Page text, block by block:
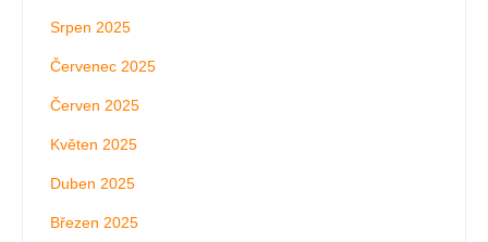
Srpen 2025
Červenec 2025
Červen 2025
Květen 2025
Duben 2025
Březen 2025